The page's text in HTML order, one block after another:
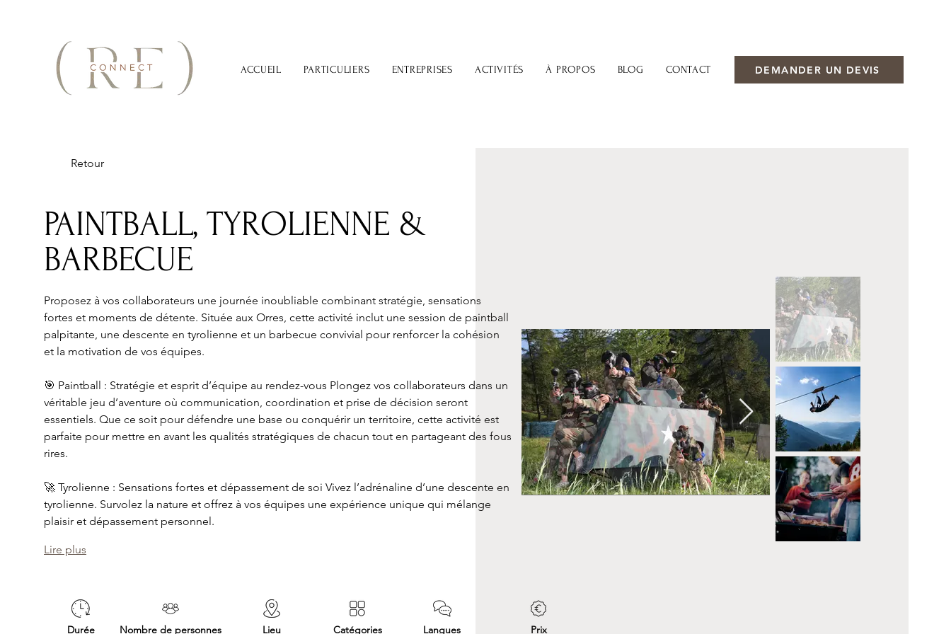
ACCUEIL PARTICULIERS ENTREPRISES ACTIVITÉS À PROPOS BLOG CONTACT DEMANDER UN DEVIS
Retour
PAINTBALL, TYROLIENNE &
BARBECUE
Proposez à vos collaborateurs une journée inoubliable combinant stratégie, sensations
fortes et moments de détente. Située aux Orres, cette activité inclut une session de paintball
palpitante, une descente en tyrolienne et un barbecue convivial pour renforcer la cohésion
et la motivation de vos équipes.
🎯 Paintball : Stratégie et esprit d’équipe au rendez-vous Plongez vos collaborateurs dans un
véritable jeu d’aventure où communication, coordination et prise de décision seront
essentiels. Que ce soit pour défendre une base ou conquérir un territoire, cette activité est
parfaite pour mettre en avant les qualités stratégiques de chacun tout en partageant des fous
rires.
🚀 Tyrolienne : Sensations fortes et dépassement de soi Vivez l’adrénaline d’une descente en
tyrolienne. Survolez la nature et offrez à vos équipes une expérience unique qui mélange
plaisir et dépassement personnel.
Lire plus
Langues
Durée Nombre de personnes Lieu
Catégories
Prix